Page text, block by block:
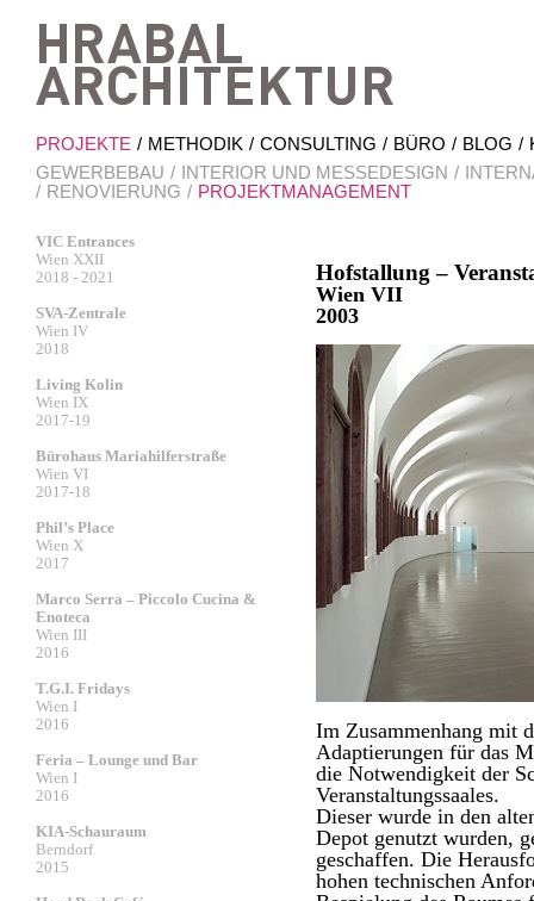
PROJEKTE METHODIK CONSULTING BÜRO BLOG
GEWERBEBAU
INTERIOR UND MESSEDESIGN
RENOVIERUNG
PROJEKTMANAGEMENT
VIC Entrances
Wien XXII
2018 - 2021
SVA-Zentrale
Wien IV
2018
Living Kolin
Wien IX
2017-19
Bürohaus Mariahilferstraße
Wien VI
2017-18
Phil’s Place
Wien X
2017
Marco Serra – Piccolo Cucina &
Enoteca
Wien III
2016
T.G.I. Fridays
Wien I
2016
Feria – Lounge und Bar
Wien I
2016
KIA-Schauraum
Berndorf
2015
Hofstallung –
Wien VII
2003
Im Zusammenhang mit
Adaptierungen für das
die Notwendigkeit der
Veranstaltungssaales.
Dieser wurde in den
Depot genutzt wurden,
geschaffen. Die
hohen technischen